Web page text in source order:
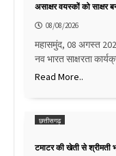
असाक्षर वयस्कों को साक्षर
08/08/2026
महासमुंद, 08 अगस्त
नव भारत साक्षरता
Read More..
छत्तीसगढ़
टमाटर की खेती से